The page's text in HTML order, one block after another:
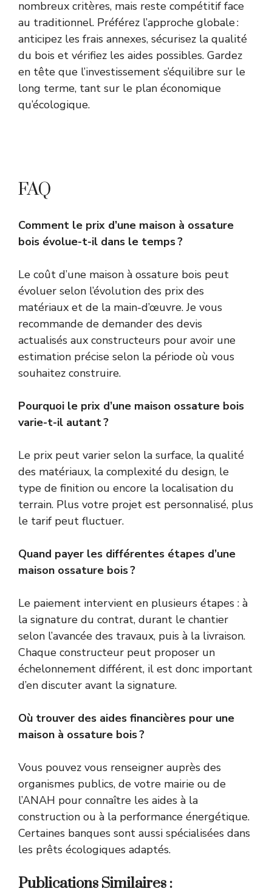
nombreux critères, mais reste compétitif face
au traditionnel. Préférez l’approche globale :
anticipez les frais annexes, sécurisez la qualité
du bois et vérifiez les aides possibles. Gardez
en tête que l’investissement s’équilibre sur le
long terme, tant sur le plan économique
qu’écologique.
FAQ
Comment le prix d’une maison à ossature
bois évolue-t-il dans le temps ?
Le coût d’une maison à ossature bois peut
évoluer selon l’évolution des prix des
matériaux et de la main-d’œuvre. Je vous
recommande de demander des devis
actualisés aux constructeurs pour avoir une
estimation précise selon la période où vous
souhaitez construire.
Pourquoi le prix d’une maison ossature bois
varie-t-il autant ?
Le prix peut varier selon la surface, la qualité
des matériaux, la complexité du design, le
type de finition ou encore la localisation du
terrain. Plus votre projet est personnalisé, plus
le tarif peut fluctuer.
Quand payer les différentes étapes d’une
maison ossature bois ?
Le paiement intervient en plusieurs étapes : à
la signature du contrat, durant le chantier
selon l’avancée des travaux, puis à la livraison.
Chaque constructeur peut proposer un
échelonnement différent, il est donc important
d’en discuter avant la signature.
Où trouver des aides financières pour une
maison à ossature bois ?
Vous pouvez vous renseigner auprès des
organismes publics, de votre mairie ou de
l’ANAH pour connaître les aides à la
construction ou à la performance énergétique.
Certaines banques sont aussi spécialisées dans
les prêts écologiques adaptés.
Publications Similaires :